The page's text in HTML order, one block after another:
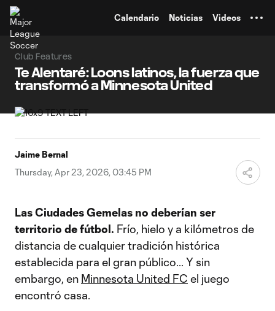
Calendario Noticias Videos
Club Features
Te Alentaré: Loons latinos, la fuerza que
transformó a Minnesota United
Jaime Bernal
Thursday, Apr 23, 2026, 03:45 PM
Las Ciudades Gemelas no deberían ser
territorio de fútbol. Frío, hielo y a kilómetros de
distancia de cualquier tradición histórica
establecida para el gran público... Y sin
embargo, en Minnesota United FC el juego
encontró casa.